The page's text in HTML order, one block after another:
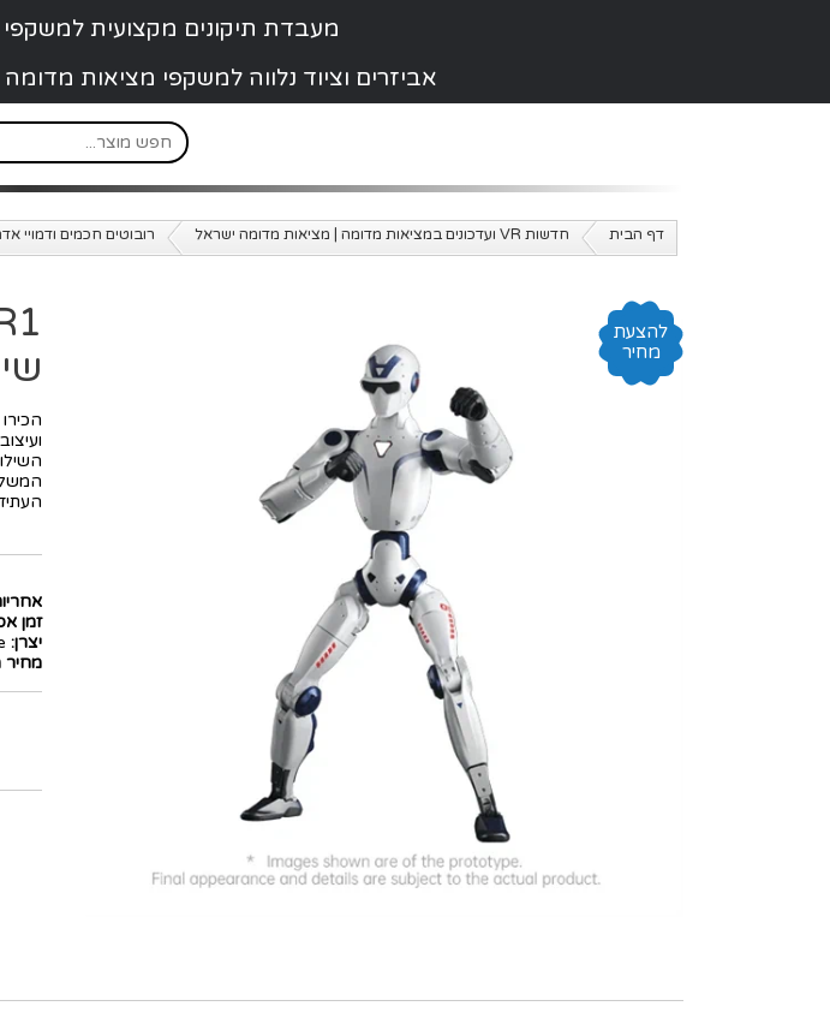
מעבדת תיקונים מקצועית למשקפי VR ומשקפיים חכמים בישראל
אביזרים וציוד נלווה למשקפי מציאות
דף הבית חדשות VR ועדכונים במציאות מדומה | מציאות מדומה ישראל רובוטים חכמים ודמויי
להצעת
מחיר
זמן
יצרן:
מחיר